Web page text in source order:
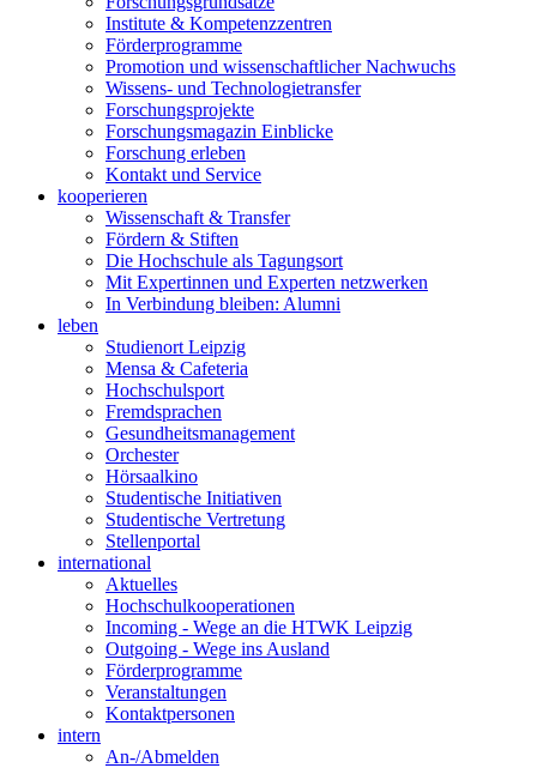
Institute & Kompetenzzentren
Förderprogramme
Promotion und wissenschaftlicher Nachwuchs
Wissens- und Technologietransfer
Forschungsprojekte
Forschungsmagazin Einblicke
Forschung erleben
Kontakt und Service
kooperieren
Wissenschaft & Transfer
Fördern & Stiften
Die Hochschule als Tagungsort
Mit Expertinnen und Experten netzwerken
In Verbindung bleiben: Alumni
leben
Studienort Leipzig
Mensa & Cafeteria
Hochschulsport
Fremdsprachen
Gesundheitsmanagement
Orchester
Hörsaalkino
Studentische Initiativen
Studentische Vertretung
Stellenportal
international
Aktuelles
Hochschulkooperationen
Incoming - Wege an die HTWK Leipzig
Outgoing - Wege ins Ausland
Förderprogramme
Veranstaltungen
Kontaktpersonen
intern
An-/Abmelden